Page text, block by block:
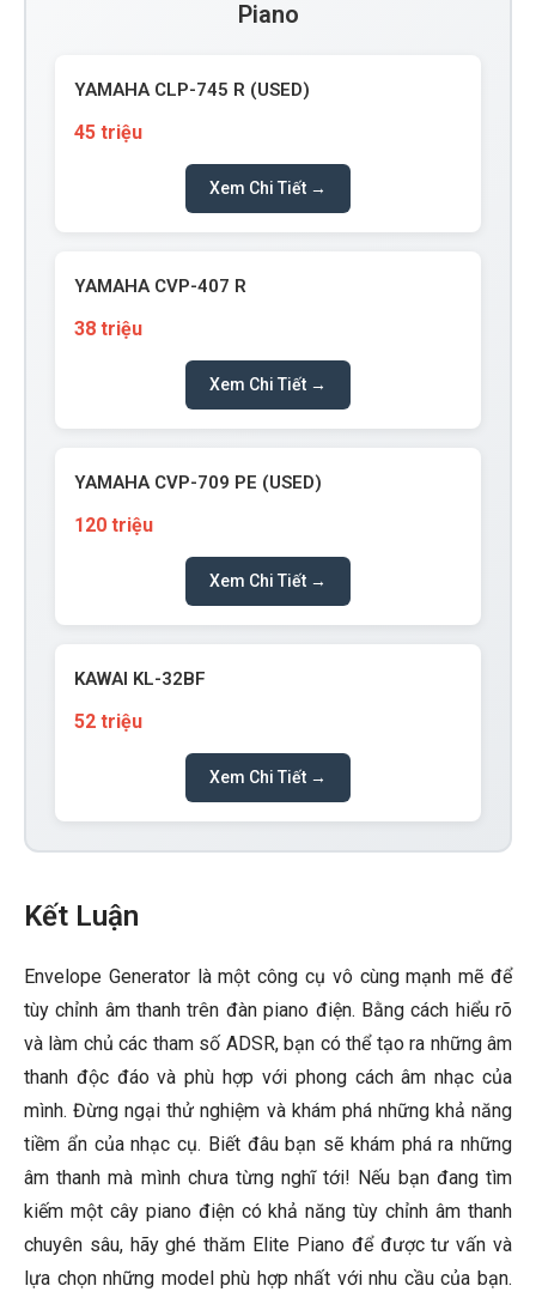
Piano
YAMAHA CLP-745 R (USED)
45 triệu
Xem Chi Tiết →
YAMAHA CVP-407 R
38 triệu
Xem Chi Tiết →
YAMAHA CVP-709 PE (USED)
120 triệu
Xem Chi Tiết →
KAWAI KL-32BF
52 triệu
Xem Chi Tiết →
Kết Luận
Envelope Generator là một công cụ vô cùng mạnh mẽ để
tùy chỉnh âm thanh trên đàn piano điện. Bằng cách hiểu rõ
và làm chủ các tham số ADSR, bạn có thể tạo ra những âm
thanh độc đáo và phù hợp với phong cách âm nhạc của
mình. Đừng ngại thử nghiệm và khám phá những khả năng
tiềm ẩn của nhạc cụ. Biết đâu bạn sẽ khám phá ra những
âm thanh mà mình chưa từng nghĩ tới! Nếu bạn đang tìm
kiếm một cây piano điện có khả năng tùy chỉnh âm thanh
chuyên sâu, hãy ghé thăm Elite Piano để được tư vấn và
lựa chọn những model phù hợp nhất với nhu cầu của bạn.